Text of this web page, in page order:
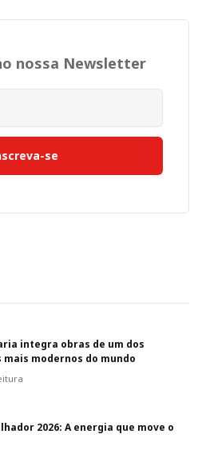
nossa Newsletter
integra obras de um dos
modernos do mundo
2026: A energia que move o